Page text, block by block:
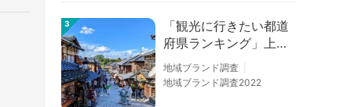
3
「観光に行きたい都道
府県ランキング」上位
の順位に変動あり
地域ブランド調査
地域ブランド調査2022